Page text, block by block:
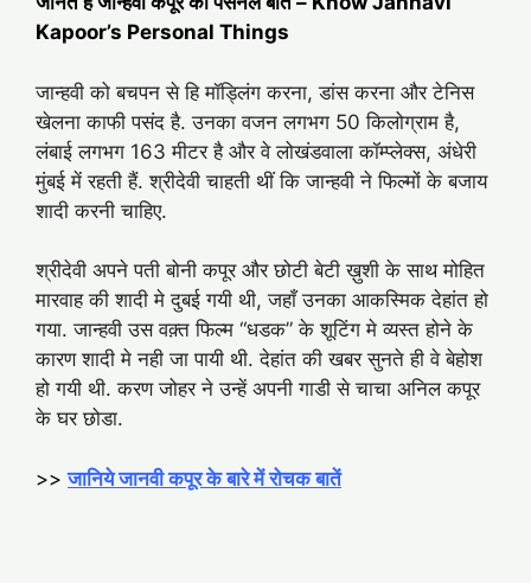
Kapoor’s Personal Things
जान्हवी को बचपन से हि मॉड्लिंग करना, डांस करना और टेनिस
खेलना काफी पसंद है. उनका वजन लगभग 50 किलोग्राम है,
लंबाई लगभग 163 मीटर है और वे लोखंडवाला कॉम्प्लेक्स, अंधेरी
मुंबई में रहती हैं. श्रीदेवी चाहती थीं कि जान्हवी ने फिल्मों के बजाय
शादी करनी चाहिए.
श्रीदेवी अपने पती बोनी कपूर और छोटी बेटी ख़ुशी के साथ मोहित
मारवाह की शादी मे दुबई गयी थी, जहाँ उनका आकस्मिक देहांत हो
गया. जान्हवी उस वक़्त फिल्म “धडक” के शूटिंग मे व्यस्त होने के
कारण शादी मे नही जा पायी थी. देहांत की खबर सुनते ही वे बेहोश
हो गयी थी. करण जोहर ने उन्हें अपनी गाडी से चाचा अनिल कपूर
के घर छोडा.
>> जानिये जानवी कपूर के बारे में रोचक बातें